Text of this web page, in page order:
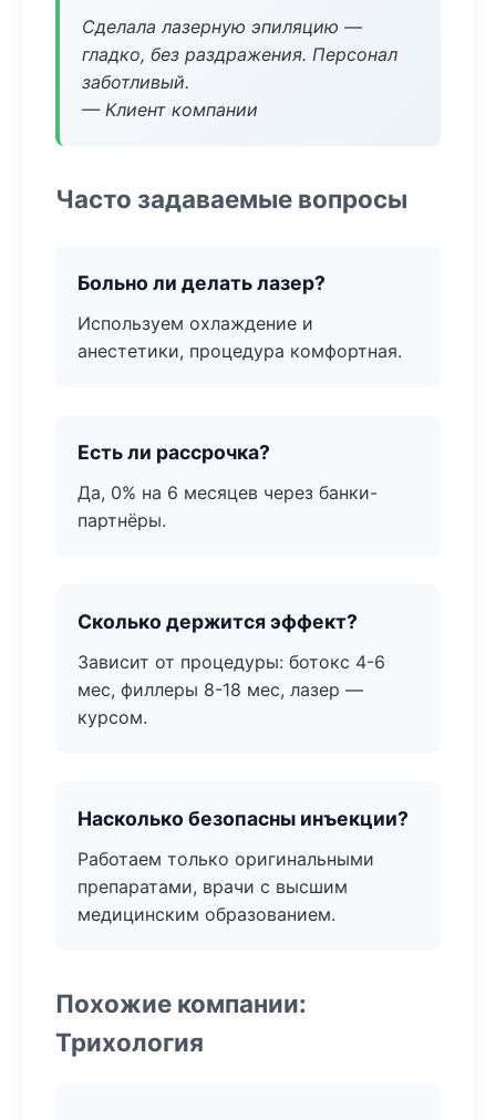
Сделала лазерную эпиляцию —
гладко, без раздражения. Персонал
заботливый.
— Клиент компании
Часто задаваемые вопросы
Больно ли делать лазер?
Используем охлаждение и
анестетики, процедура комфортная.
Есть ли рассрочка?
Да, 0% на 6 месяцев через банки-
партнёры.
Сколько держится эффект?
Зависит от процедуры: ботокс 4-6
мес, филлеры 8-18 мес, лазер —
курсом.
Насколько безопасны инъекции?
Работаем только оригинальными
препаратами, врачи с высшим
медицинским образованием.
Похожие компании:
Трихология